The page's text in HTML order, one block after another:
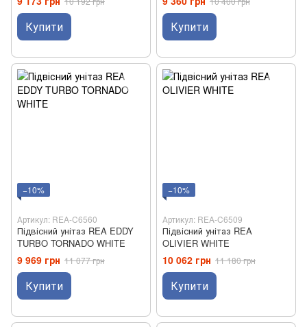
Купити Купити
−10%
Артикул: REA-C6560
Підвісний унітаз REA EDDY
TURBO TORNADO WHITE
9 969 грн 11 077 грн
Купити
−10%
Артикул: REA-C6509
Підвісний унітаз REA
OLIVIER WHITE
10 062 грн 11 180 грн
Купити